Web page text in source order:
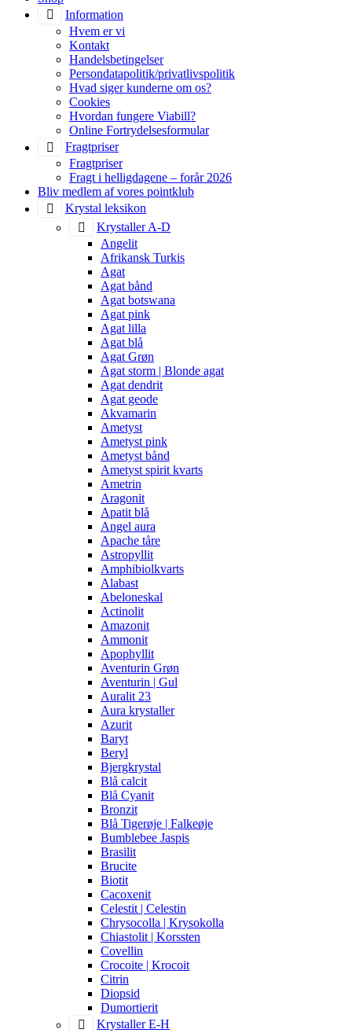
Information
Hvem er vi
Kontakt
Handelsbetingelser
Persondatapolitik/privatlivspolitik
Hvad siger kunderne om os?
Cookies
Hvordan fungere Viabill?
Online Fortrydelsesformular
Fragtpriser
Fragtpriser
Fragt i helligdagene – forår 2026
Bliv medlem af vores pointklub
Krystal leksikon
Krystaller A-D
Angelit
Afrikansk Turkis
Agat
Agat bånd
Agat botswana
Agat pink
Agat lilla
Agat blå
Agat Grøn
Agat storm | Blonde agat
Agat dendrit
Agat geode
Akvamarin
Ametyst
Ametyst pink
Ametyst bånd
Ametyst spirit kvarts
Ametrin
Aragonit
Apatit blå
Angel aura
Apache tåre
Astropyllit
Amphibiolkvarts
Alabast
Abeloneskal
Actinolit
Amazonit
Ammonit
Apophyllit
Aventurin Grøn
Aventurin | Gul
Auralit 23
Aura krystaller
Azurit
Baryt
Beryl
Bjergkrystal
Blå calcit
Blå Cyanit
Bronzit
Blå Tigerøje | Falkeøje
Bumblebee Jaspis
Brasilit
Brucite
Biotit
Cacoxenit
Celestit | Celestin
Chrysocolla | Krysokolla
Chiastolit | Korssten
Covellin
Crocoite | Krocoit
Citrin
Diopsid
Dumortierit
Krystaller E-H